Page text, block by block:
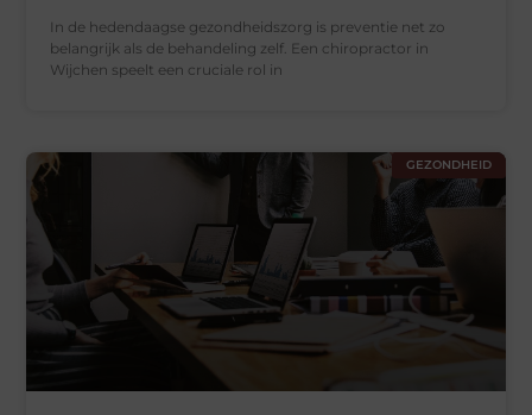
In de hedendaagse gezondheidszorg is preventie net zo
belangrijk als de behandeling zelf. Een chiropractor in
Wijchen speelt een cruciale rol in
GEZONDHEID